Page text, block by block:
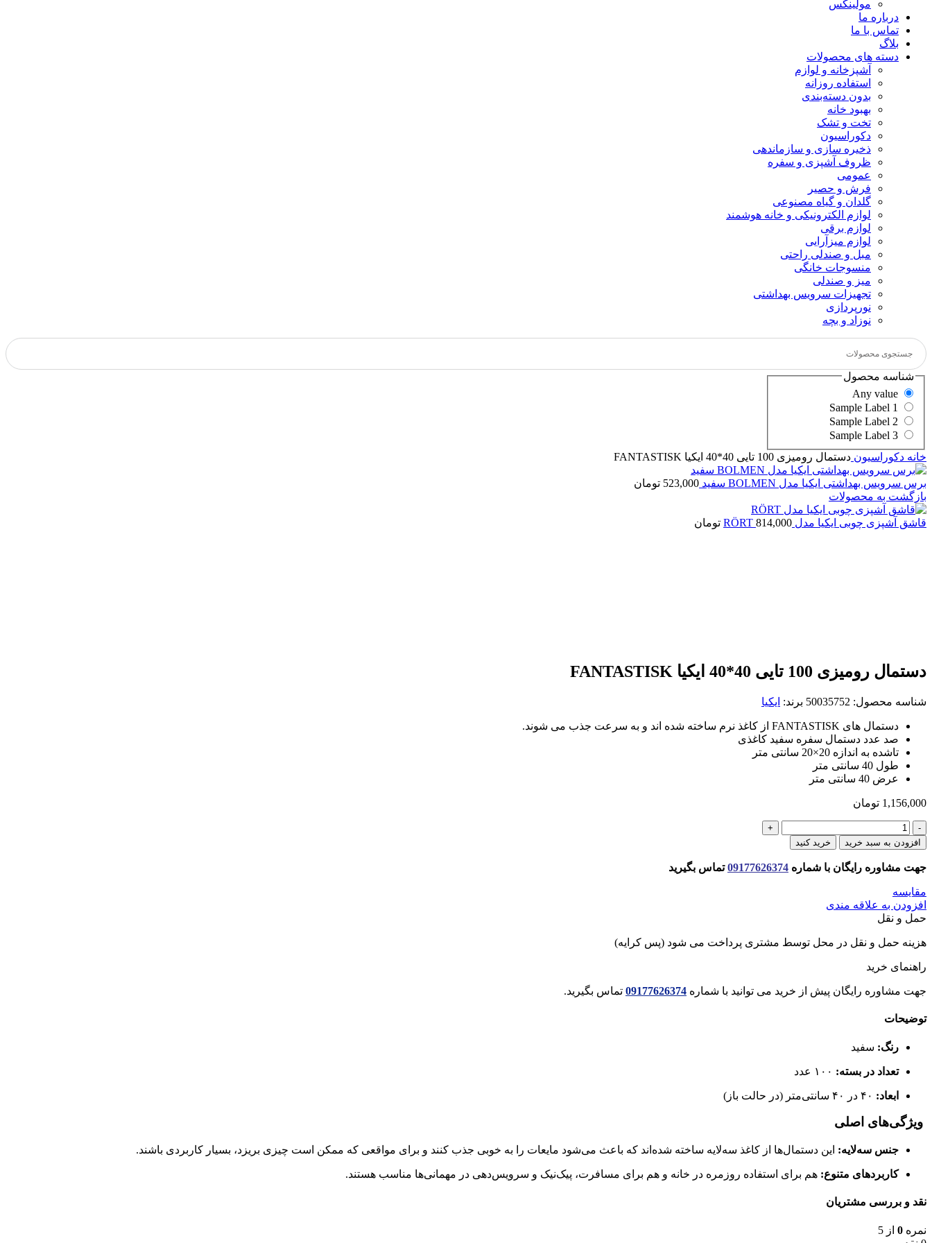
مولینکس
درباره ما
تماس با ما
بلاگ
دسته های محصولات
آشپزخانه و لوازم
استفاده روزانه
بدون دسته‌بندی
بهبود خانه
تخت و تشک
دکوراسیون
ذخیره سازی و سازماندهی
ظروف آشپزی و سفره
عمومی
فرش و حصیر
گلدان و گیاه مصنوعی
لوازم الکترونیکی و خانه هوشمند
لوازم برقی
لوازم میزآرایی
مبل و صندلی راحتی
منسوجات خانگی
میز و صندلی
تجهیزات سرویس بهداشتی
نورپردازی
نوزاد و بچه
شناسه محصول
خانه دکوراسیون دستمال روميزی 100 تايی 40*40 ایکیا FANTASTISK
برس سرويس بهداشتی ایکیا مدل BOLMEN سفيد 523,000 تومان
بازگشت به محصولات
قاشق آشپزی چوبی ايكيا مدل RÖRT 814,000 تومان
دستمال روميزی 100 تايی 40*40 ایکیا FANTASTISK
شناسه محصول: 50035752 برند: ایکیا
دستمال های FANTASTISK از کاغذ نرم ساخته شده اند و به سرعت جذب می شوند.
صد عدد دستمال سفره سفید کاغذی
تاشده به اندازه 20×20 سانتی متر
طول 40 سانتی متر
عرض 40 سانتی متر
1,156,000 تومان
دستمال
روميزی
100
تايی
ایکیا
FANTASTISK
عدد
افزودن به سبد خرید خرید کنید
جهت مشاوره رایگان با شماره 09177626374تماس بگیرید
مقایسه
افزودن به علاقه مندی
حمل و نقل
هزینه حمل و نقل در محل توسط مشتری پرداخت می شود (پس کرایه)
راهنمای خرید
جهت مشاوره رایگان پیش از خرید می توانید با شماره 09177626374 تماس بگیرید.
توضیحات
رنگ: سفید
تعداد در بسته:
ابعاد:
ویژگی‌های اصلی
جنس سه‌لایه: این دستمال‌ها از کاغذ سه‌لایه ساخته شده‌اند که باعث می‌شود مایعات را به خوبی جذب کنند و برای مواقعی که ممکن است چیزی بریزد، بسیار کاربردی باشند.
کاربردهای متنوع: هم برای استفاده روزمره در خانه و هم برای مسافرت، پیک‌نیک و سرویس‌دهی در مهمانی‌ها مناسب هستند.
نقد و بررسی مشتریان
نمره 0 از 5